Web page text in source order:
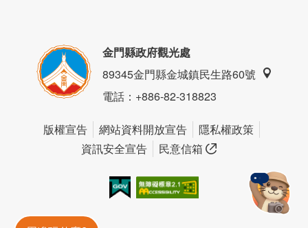
金門縣政府觀光處
89345金門縣金城鎮民生路60號
電話：+886-82-318823
版權宣告 網站資料開放宣告
隱私權政策
資訊安全宣告
民意信箱